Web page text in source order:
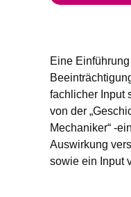
Eine
fachlicher Input
von der
Mechaniker“ -
Auswirkung
sowie ein Input